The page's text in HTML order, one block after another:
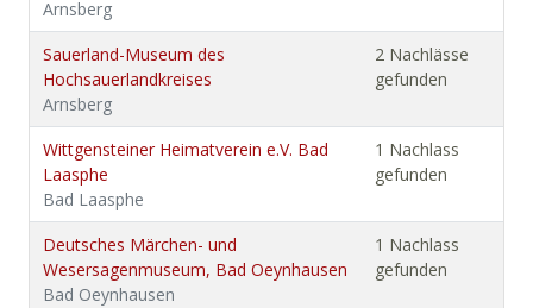
Arnsberg
Sauerland-Museum des
Hochsauerlandkreises
Arnsberg
2 Nachlässe
gefunden
Wittgensteiner Heimatverein e.V. Bad
Laasphe
Bad Laasphe
1 Nachlass
gefunden
Deutsches Märchen- und
Wesersagenmuseum, Bad Oeynhausen
Bad Oeynhausen
1 Nachlass
gefunden